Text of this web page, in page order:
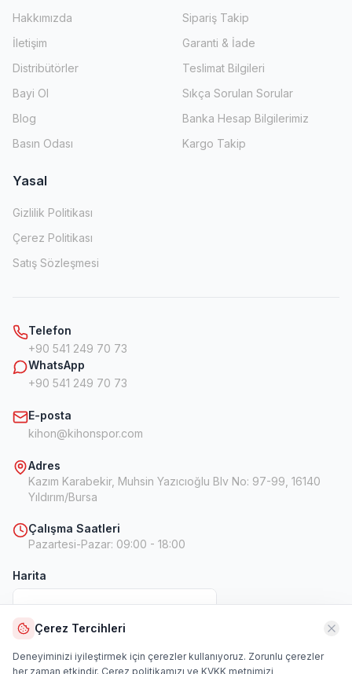
Hakkımızda
İletişim
Distribütörler
Bayi Ol
Blog
Basın Odası
Sipariş Takip
Garanti & İade
Teslimat Bilgileri
Sıkça Sorulan Sorular
Banka Hesap Bilgilerimiz
Kargo Takip
Yasal
Gizlilik Politikası
Çerez Politikası
Satış Sözleşmesi
Telefon
+90 541 249 70 73
WhatsApp
+90 541 249 70 73
E-posta
kihon@kihonspor.com
Adres
Kazım Karabekir, Muhsin Yazıcıoğlu Blv No: 97-99, 16140
Yıldırım/Bursa
Çalışma Saatleri
Pazartesi-Pazar: 09:00 - 18:00
Harita
Harita
Çerez Tercihleri
Deneyiminizi iyileştirmek için çerezler kullanıyoruz. Zorunlu çerezler
her zaman etkindir. Çerez politikamızı ve KVKK metnimizi